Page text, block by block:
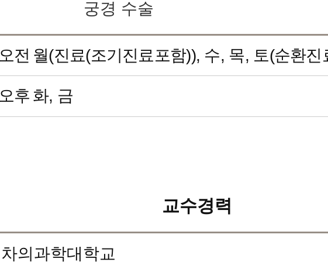
궁경 수술
오전 월(진료(조기진료포함)), 수, 목, 토(순환진
오후 화, 금
교수경력
차의과학대학교